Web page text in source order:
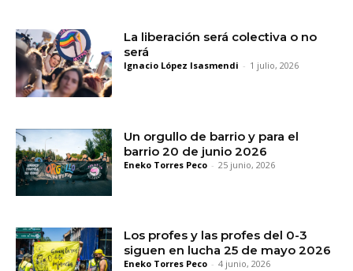
La liberación será colectiva o no
será
Ignacio López Isasmendi - 1 julio, 2026
Un orgullo de barrio y para el
barrio 20 de junio 2026
Eneko Torres Peco - 25 junio, 2026
Los profes y las profes del 0-3
siguen en lucha 25 de mayo 2026
Eneko Torres Peco - 4 junio, 2026